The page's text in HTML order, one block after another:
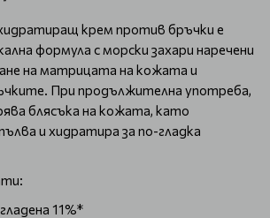
крем против бръчки е
формула с морски захари наречени
на матрицата на кожата и
При продължителна употреба,
блясъка на кожата, като
и хидратира за по-гладка
11%*